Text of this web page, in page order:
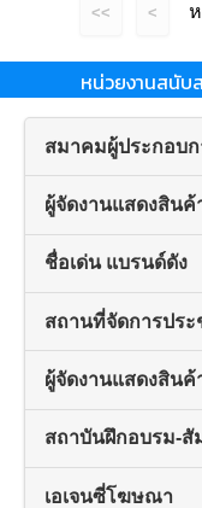
<< <
หน่วยงานสนับ
สมาคมผู้ประกอบก
ผู้จัดงานแสดงสินค้
ชื่อเด่น แบรนด์ดัง
สถานที่จัดการประ
ผู้จัดงานแสดงสินค้
สถาบันฝึกอบรม-สั
เอเจนซี่โฆษณา